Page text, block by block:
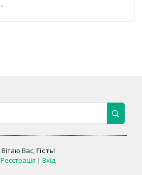
Вітаю Вас, Гість!
Реєстрація | Вхід